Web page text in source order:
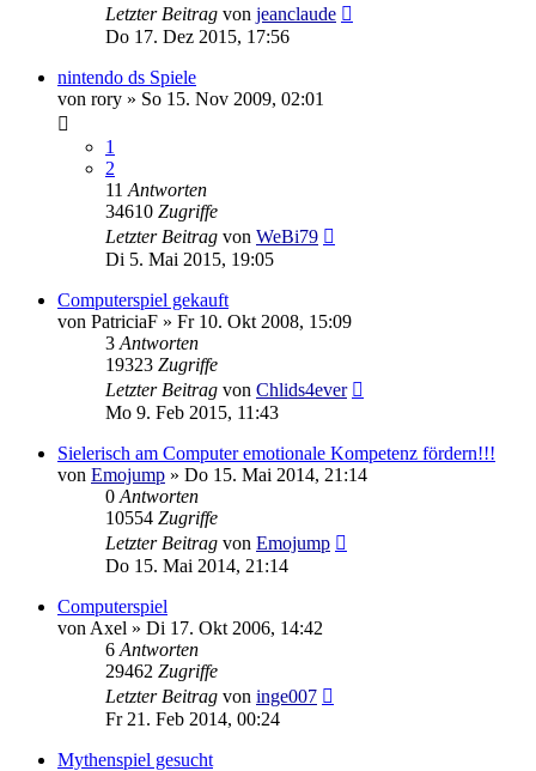
Letzter Beitrag von jeanclaude
Do 17. Dez 2015, 17:56
nintendo ds Spiele
von rory » So 15. Nov 2009, 02:01
1
2
11 Antworten
34610 Zugriffe
Letzter Beitrag von WeBi79
Di 5. Mai 2015, 19:05
Computerspiel gekauft
von PatriciaF » Fr 10. Okt 2008, 15:09
3 Antworten
19323 Zugriffe
Letzter Beitrag von Chlids4ever
Mo 9. Feb 2015, 11:43
Sielerisch am Computer emotionale Kompetenz fördern!!!
von Emojump » Do 15. Mai 2014, 21:14
0 Antworten
10554 Zugriffe
Letzter Beitrag von Emojump
Do 15. Mai 2014, 21:14
Computerspiel
von Axel » Di 17. Okt 2006, 14:42
6 Antworten
29462 Zugriffe
Letzter Beitrag von inge007
Fr 21. Feb 2014, 00:24
Mythenspiel gesucht